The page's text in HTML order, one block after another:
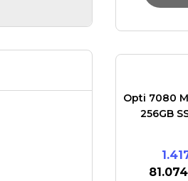
Opti 7080
256GB